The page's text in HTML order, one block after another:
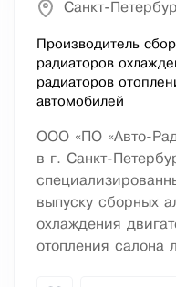
Санкт-
Производитель
радиаторов
радиаторов
автомобилей
ООО «ПО «Авто-
в г. Санкт-
выпуску сборных
охлаждения
отопления салона